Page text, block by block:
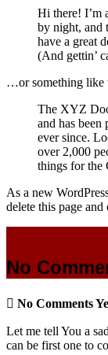
Hi there! I’m
by night, and
have a great
(And gettin’
…or something like
The XYZ
and has
ever since.
over 2,000
things for the
As a new
delete this page
No
 No Comments
Let me tell You a
can be first one to